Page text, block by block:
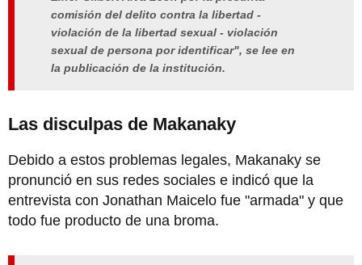
comisión del delito contra la libertad -
violación de la libertad sexual - violación
sexual de persona por identificar", se lee en
la publicación de la institución.
Las disculpas de Makanaky
Debido a estos problemas legales, Makanaky se
pronunció en sus redes sociales e indicó que la
entrevista con Jonathan Maicelo fue "armada" y que
todo fue producto de una broma.